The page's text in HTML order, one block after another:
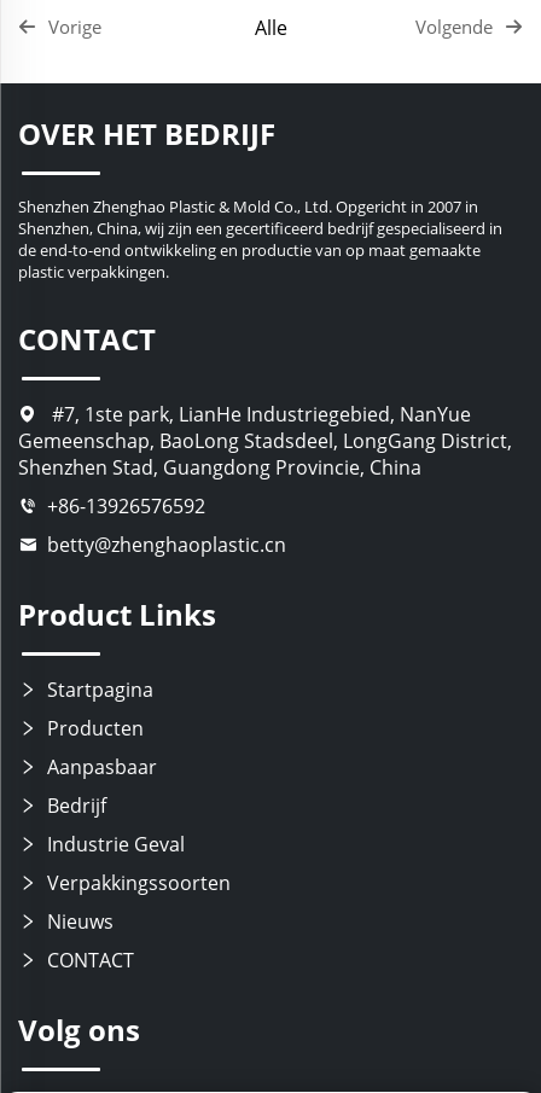
Vorige Alle Volgende
OVER HET BEDRIJF
Shenzhen Zhenghao Plastic & Mold Co., Ltd. Opgericht in 2007 in
Shenzhen, China, wij zijn een gecertificeerd bedrijf gespecialiseerd in
de end-to-end ontwikkeling en productie van op maat gemaakte
plastic verpakkingen.
CONTACT
#7, 1ste park, LianHe Industriegebied, NanYue
Gemeenschap, BaoLong Stadsdeel, LongGang District,
Shenzhen Stad, Guangdong Provincie, China
+86-13926576592
betty@zhenghaoplastic.cn
Product Links
Startpagina
Producten
Aanpasbaar
Bedrijf
Industrie Geval
Verpakkingssoorten
Nieuws
CONTACT
Volg ons